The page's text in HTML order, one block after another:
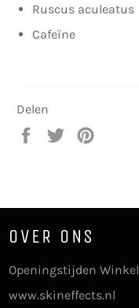
Ruscus aculeatus
Cafeïne
Delen
Delen
Twitteren
OVER ONS
Openingstijden Winkel
www.skineffects.nl